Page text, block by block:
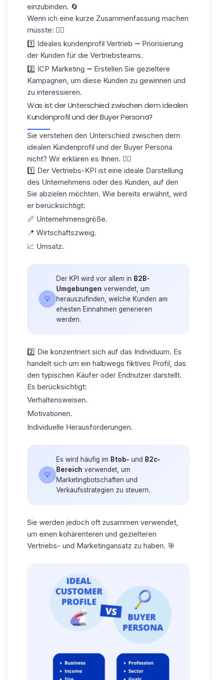
einzubinden. 🔄
Wenn ich eine kurze Zusammenfassung machen
müsste: 👇🏼
1️⃣ Ideales kundenprofil​ Vertrieb ⭢ Priorisierung
der Kunden für die Vertriebsteams.
2️⃣ ICP Marketing ⭢ Erstellen Sie gezieltere
Kampagnen, um diese Kunden zu gewinnen und
zu interessieren.
Was ist der Unterschied zwischen dem idealen
Kundenprofil und der Buyer Persona?
Sie verstehen den Unterschied zwischen dem
idealen Kundenprofil und der Buyer Persona
nicht? Wir erklären es Ihnen. 👇🏼
1️⃣ Der Vertriebs-KPI ist eine ideale Darstellung
des Unternehmens oder des Kunden, auf den
Sie abzielen möchten. Wie bereits erwähnt, wird
er berücksichtigt:
📏 Unternehmensgröße.
📍 Wirtschaftszweig.
📈 Umsatz.
💡
Der KPI wird vor allem in B2B-
Umgebungen verwendet, um
herauszufinden, welche Kunden am
ehesten Einnahmen generieren
werden.
2️⃣ Die konzentriert sich auf das Individuum. Es
handelt sich um ein halbwegs fiktives Profil, das
den typischen Käufer oder Endnutzer darstellt.
Es berücksichtigt:
Verhaltensweisen.
Motivationen.
Individuelle Herausforderungen.
💡
Es wird häufig im Btob- und B2c-
Bereich verwendet, um
Marketingbotschaften und
Verkaufsstrategien zu steuern.
Sie werden jedoch oft zusammen verwendet,
um einen kohärenteren und gezielteren
Vertriebs- und Marketingansatz zu haben. 🎯